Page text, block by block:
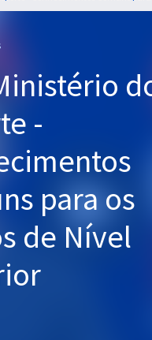
-
para os
de Nível